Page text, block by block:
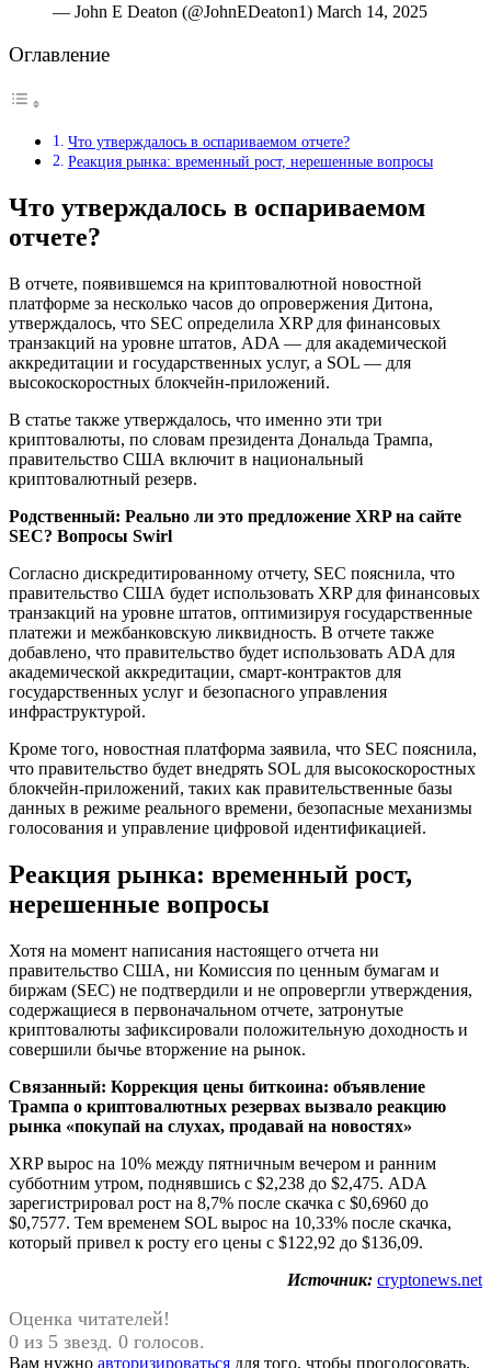
— John E Deaton (@JohnEDeaton1) March 14, 2025
Оглавление
Что утверждалось в оспариваемом отчете?
Реакция рынка: временный рост, нерешенные вопросы
Что утверждалось в оспариваемом
отчете?
В отчете, появившемся на криптовалютной новостной
платформе за несколько часов до опровержения Дитона,
утверждалось, что SEC определила XRP для финансовых
транзакций на уровне штатов, ADA — для академической
аккредитации и государственных услуг, а SOL — для
высокоскоростных блокчейн-приложений.
В статье также утверждалось, что именно эти три
криптовалюты, по словам президента Дональда Трампа,
правительство США включит в национальный
криптовалютный резерв.
Родственный: Реально ли это предложение XRP на сайте
SEC? Вопросы Swirl
Согласно дискредитированному отчету, SEC пояснила, что
правительство США будет использовать XRP для финансовых
транзакций на уровне штатов, оптимизируя государственные
платежи и межбанковскую ликвидность. В отчете также
добавлено, что правительство будет использовать ADA для
академической аккредитации, смарт-контрактов для
государственных услуг и безопасного управления
инфраструктурой.
Кроме того, новостная платформа заявила, что SEC пояснила,
что правительство будет внедрять SOL для высокоскоростных
блокчейн-приложений, таких как правительственные базы
данных в режиме реального времени, безопасные механизмы
голосования и управление цифровой идентификацией.
Реакция рынка: временный рост,
нерешенные вопросы
Хотя на момент написания настоящего отчета ни
правительство США, ни Комиссия по ценным бумагам и
биржам (SEC) не подтвердили и не опровергли утверждения,
содержащиеся в первоначальном отчете, затронутые
криптовалюты зафиксировали положительную доходность и
совершили бычье вторжение на рынок.
Связанный: Коррекция цены биткоина: объявление
Трампа о криптовалютных резервах вызвало реакцию
рынка «покупай на слухах, продавай на новостях»
XRP вырос на 10% между пятничным вечером и ранним
субботним утром, поднявшись с $2,238 до $2,475. ADA
зарегистрировал рост на 8,7% после скачка с $0,6960 до
$0,7577. Тем временем SOL вырос на 10,33% после скачка,
который привел к росту его цены с $122,92 до $136,09.
Источник: cryptonews.net
Оценка читателей!
0 из 5 звезд. 0 голосов.
Вам нужно авторизироваться для того, чтобы проголосовать.